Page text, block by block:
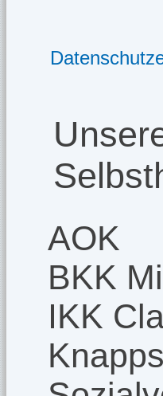
AOK
BKK
IKK